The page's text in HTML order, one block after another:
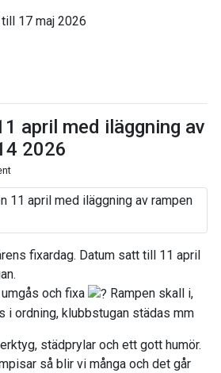
till 17 maj 2026
april med iläggning av
2026
fixardag. Datum satt till 11 april
och fixa
Rampen skall i,
i ordning, klubbstugan städas mm
städprylar och ett gott humör.
så blir vi många och det går